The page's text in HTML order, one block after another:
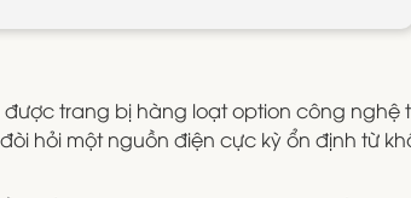
trang bị hàng loạt option công nghệ
hỏi một nguồn điện cực kỳ ổn định từ